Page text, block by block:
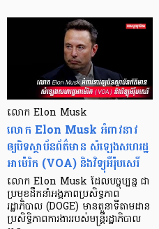
លោក Elon Musk
លោក Elon Musk អំពាវនាវ
ឲ្យបិទស្ថាប័នព័ត៌មាន សំឡេងសហរដ្ឋ
អាម៉េរិក (VOA) និងវិទ្យុអឺរ៉ុបសេរី
លោក Elon Musk ដែលបច្ចុប្បន្ន ជា
ប្រមុខដឹកនាំអង្គភាពប្រសិទ្ធភាព
រដ្ឋាភិបាល (DOGE) មានតួនាទីតាមដាន
ប្រសិទ្ធិភាពការងាររបស់មន្រ្តីរដ្ឋាភិបាល